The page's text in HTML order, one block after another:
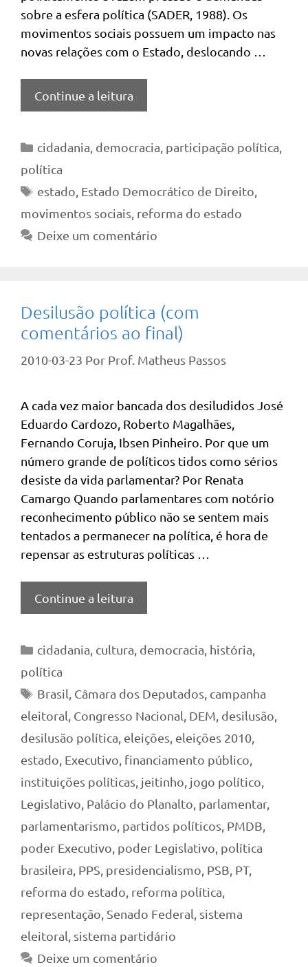
sobre a esfera política (SADER, 1988). Os
movimentos sociais possuem um impacto nas
novas relações com o Estado, deslocando …
Continue a leitura
Categorias
cidadania democracia participação política
política
Tags
estado Estado Democrático de Direito
movimentos sociais reforma do estado
Deixe um comentário
Desilusão política (com
comentários ao final)
2010-03-23 Por Prof. Matheus Passos
A cada vez maior bancada dos desiludidos José
Eduardo Cardozo, Roberto Magalhães,
Fernando Coruja, Ibsen Pinheiro. Por que um
número grande de políticos tidos como sérios
desiste da vida parlamentar? Por Renata
Camargo Quando parlamentares com notório
reconhecimento público não se sentem mais
tentados a permanecer na política, é hora de
repensar as estruturas políticas …
Continue a leitura
Categorias
cidadania cultura democracia história
política
Tags
Brasil Câmara dos Deputados, campanha
eleitoral Congresso Nacional DEM desilusão
desilusão política eleições eleições 2010
estado Executivo financiamento público
instituições políticas jeitinho jogo político
Legislativo Palácio do Planalto parlamentar,
parlamentarismo partidos políticos PMDB
poder Executivo poder Legislativo política
brasileira PPS presidencialismo PSB PT,
reforma do estado reforma política
representação Senado Federal sistema
eleitoral sistema partidário
Deixe um comentário